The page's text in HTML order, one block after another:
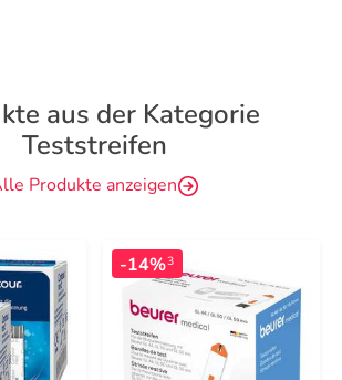
aus der Kategorie
Teststreifen
Produkte anzeigen
-14%3